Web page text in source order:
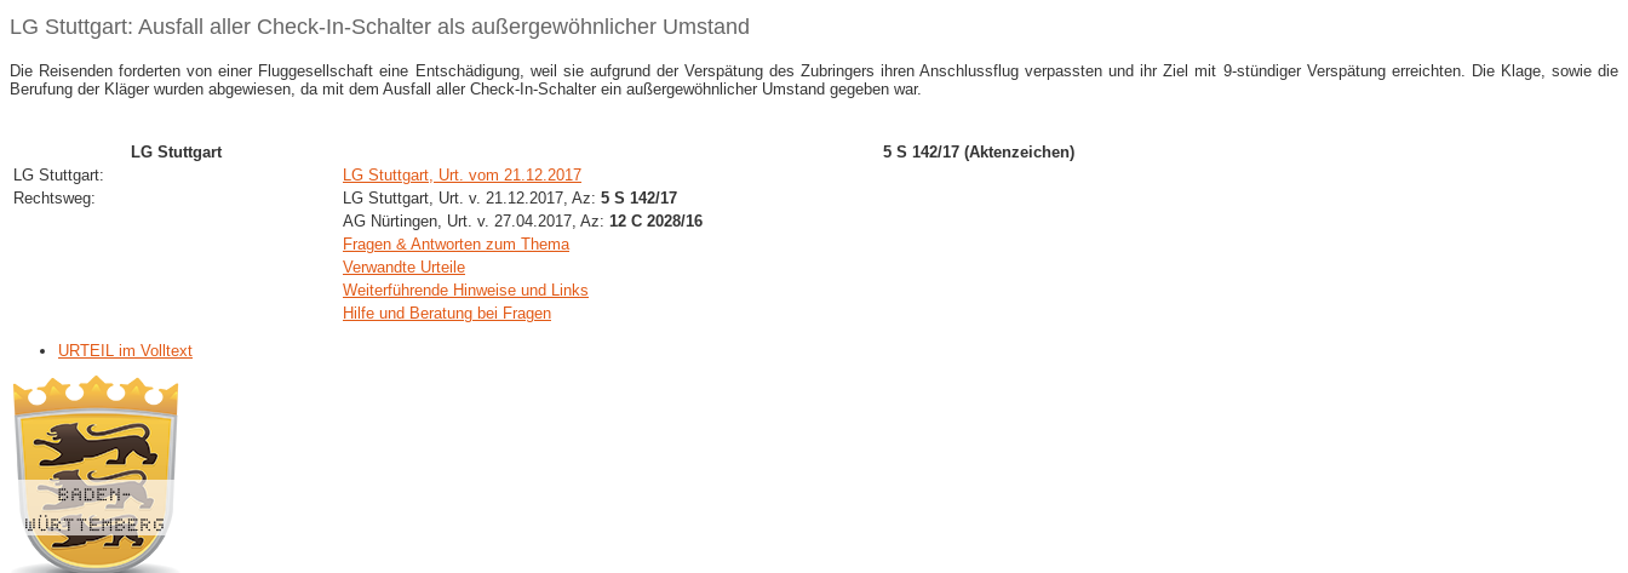
LG Stuttgart: Ausfall aller Check-​In-​Schalter als außergewöhnlicher Umstand
Die Reisenden forderten von einer Fluggesellschaft eine Entschädigung, weil sie aufgrund der Verspätung des Zubringers ihren Anschlussflug verpassten und ihr Ziel mit 9-stündiger Verspätung erreichten. Die Klage, sowie die
Berufung der Kläger wurden abgewiesen, da mit dem Ausfall aller Check-In-Schalter ein außergewöhnlicher Umstand gegeben war.
LG Stuttgart
5 S 142/17 (Aktenzeichen)
LG Stuttgart:
LG Stuttgart, Urt. vom 21.12.2017
Rechtsweg:
LG Stuttgart, Urt. v. 21.12.2017, Az: 5 S 142/17
AG Nürtingen, Urt. v. 27.04.2017, Az: 12 C 2028/16
Fragen & Antworten zum Thema
Verwandte Urteile
Weiterführende Hinweise und Links
Hilfe und Beratung bei Fragen
URTEIL im Volltext